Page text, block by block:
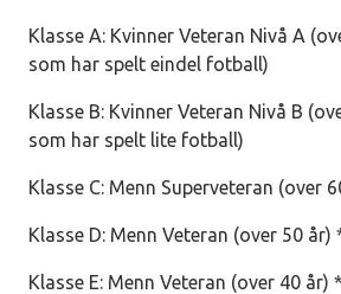
Klasse A: Kvinner Veteran Nivå A
som har spelt eindel fotball)
Klasse B: Kvinner Veteran Nivå B
som har spelt lite fotball)
Klasse C: Menn Superveteran (over
Klasse D: Menn Veteran (over 50 år)
Klasse E: Menn Veteran (over 40 år) *